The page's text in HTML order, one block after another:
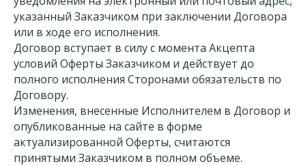
указанный Заказчиком при заключении Договора
или в ходе его исполнения.
Договор вступает в силу с момента Акцепта
условий Оферты Заказчиком и действует до
полного исполнения Сторонами обязательств по
Договору.
Изменения, внесенные Исполнителем в Договор и
опубликованные на сайте в форме
актуализированной Оферты, считаются
принятыми Заказчиком в полном объеме.